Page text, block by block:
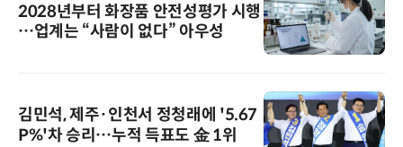
2028년부터 화장품 안전성평가 시행
…업계는 “사람이 없다” 아우성
김민석, 제주·인천서 정청래에 '5.67
P%'차 승리…누적 득표도 金 1위